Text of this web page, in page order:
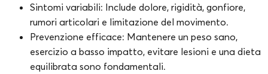
Sintomi variabili: Include dolore, rigidità, gonfiore,
rumori articolari e limitazione del movimento.
Prevenzione efficace: Mantenere un peso sano,
esercizio a basso impatto, evitare lesioni e una dieta
equilibrata sono fondamentali.